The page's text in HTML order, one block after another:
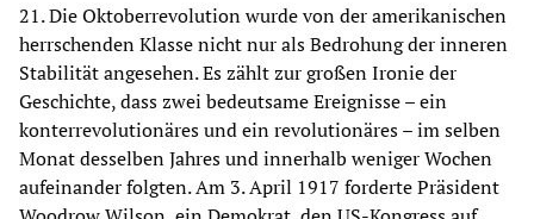
21. Die Oktoberrevolution wurde von der amerikanischen
herrschenden Klasse nicht nur als Bedrohung der inneren
Stabilität angesehen. Es zählt zur großen Ironie der
Geschichte, dass zwei bedeutsame Ereignisse – ein
konterrevolutionäres und ein revolutionäres – im selben
Monat desselben Jahres und innerhalb weniger Wochen
aufeinander folgten. Am 3. April 1917 forderte Präsident